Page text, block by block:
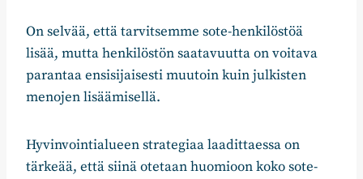
On selvää, että tarvitsemme sote-henkilöstöä
lisää, mutta henkilöstön saatavuutta on voitava
parantaa ensisijaisesti muutoin kuin julkisten
menojen lisäämisellä.
Hyvinvointialueen strategiaa laadittaessa on
tärkeää, että siinä otetaan huomioon koko sote-